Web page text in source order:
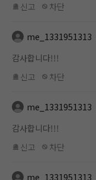
신고
차단
me_1331951313
감사합니다!!!
신고
차단
me_1331951313
감사합니다!!!
신고
차단
me_1331951313